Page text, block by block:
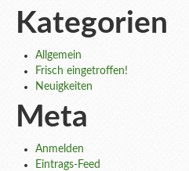
Kategorien
Allgemein
Frisch eingetroffen!
Neuigkeiten
Meta
Anmelden
Eintrags-Feed